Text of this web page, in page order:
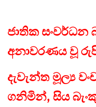
ජාතික සංවර්ධන
අනාවරණය වූ
දැවැන්ත මූල්‍ය
ගනිමින්, සිය